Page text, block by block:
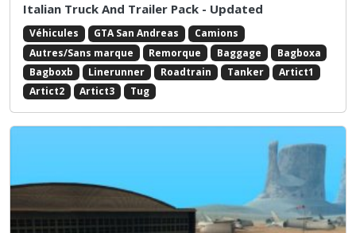
Italian Truck And Trailer Pack - Updated
Véhicules GTA San Andreas
Camions
Autres/Sans marque
Remorque Baggage
Bagboxa
Bagboxb
Linerunner Roadtrain Tanker
Artict1
Artict2
Artict3 Tug